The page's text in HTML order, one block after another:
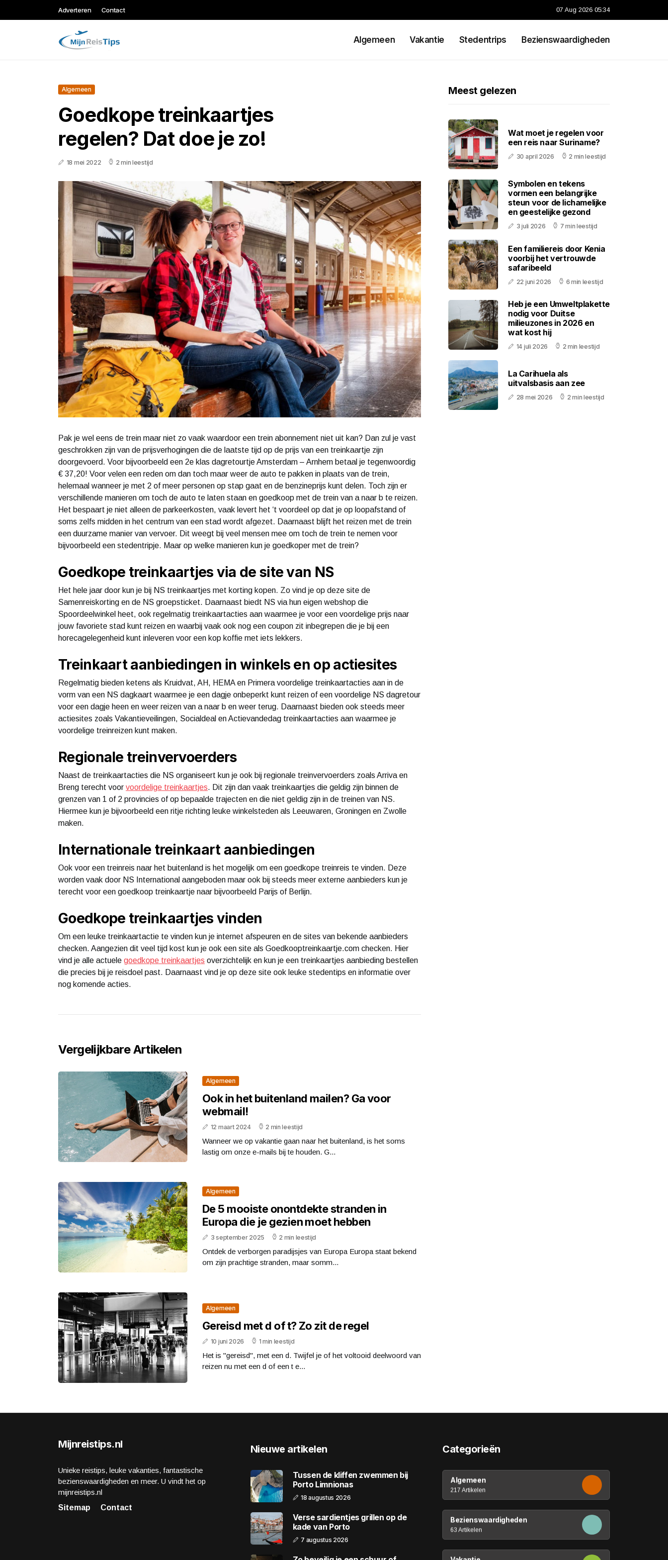
Adverteren Contact 07 Aug 2026 05:34
Algemeen Vakantie Stedentrips Bezienswaardigheden
Algemeen
Goedkope treinkaartjes
regelen? Dat doe je zo!
18 mei 2022 2 min leestijd
Pak je wel eens de trein maar niet zo vaak waardoor een trein abonnement niet uit kan? Dan zul je vast
geschrokken zijn van de prijsverhogingen die de laatste tijd op de prijs van een treinkaartje zijn
doorgevoerd. Voor bijvoorbeeld een 2e klas dagretourtje Amsterdam – Arnhem betaal je tegenwoordig
€ 37,20! Voor velen een reden om dan toch maar weer de auto te pakken in plaats van de trein,
helemaal wanneer je met 2 of meer personen op stap gaat en de benzineprijs kunt delen. Toch zijn er
verschillende manieren om toch de auto te laten staan en goedkoop met de trein van a naar b te reizen.
Het bespaart je niet alleen de parkeerkosten, vaak levert het ‘t voordeel op dat je op loopafstand of
soms zelfs midden in het centrum van een stad wordt afgezet. Daarnaast blijft het reizen met de trein
een duurzame manier van vervoer. Dit weegt bij veel mensen mee om toch de trein te nemen voor
bijvoorbeeld een stedentripje. Maar op welke manieren kun je goedkoper met de trein?
Goedkope treinkaartjes via de site van NS
Het hele jaar door kun je bij NS treinkaartjes met korting kopen. Zo vind je op deze site de
Samenreiskorting en de NS groepsticket. Daarnaast biedt NS via hun eigen webshop die
Spoordeelwinkel heet, ook regelmatig treinkaartacties aan waarmee je voor een voordelige prijs naar
jouw favoriete stad kunt reizen en waarbij vaak ook nog een coupon zit inbegrepen die je bij een
horecagelegenheid kunt inleveren voor een kop koffie met iets lekkers.
Treinkaart aanbiedingen in winkels en op actiesites
Regelmatig bieden ketens als Kruidvat, AH, HEMA en Primera voordelige treinkaartacties aan in de
vorm van een NS dagkaart waarmee je een dagje onbeperkt kunt reizen of een voordelige NS dagretour
voor een dagje heen en weer reizen van a naar b en weer terug. Daarnaast bieden ook steeds meer
actiesites zoals Vakantieveilingen, Socialdeal en Actievandedag treinkaartacties aan waarmee je
voordelige treinreizen kunt maken.
Regionale treinvervoerders
Naast de treinkaartacties die NS organiseert kun je ook bij regionale treinvervoerders zoals Arriva en
Breng terecht voor voordelige treinkaartjes. Dit zijn dan vaak treinkaartjes die geldig zijn binnen de
grenzen van 1 of 2 provincies of op bepaalde trajecten en die niet geldig zijn in de treinen van NS.
Hiermee kun je bijvoorbeeld een ritje richting leuke winkelsteden als Leeuwaren, Groningen en Zwolle
maken.
Internationale treinkaart aanbiedingen
Ook voor een treinreis naar het buitenland is het mogelijk om een goedkope treinreis te vinden. Deze
worden vaak door NS International aangeboden maar ook bij steeds meer externe aanbieders kun je
terecht voor een goedkoop treinkaartje naar bijvoorbeeld Parijs of Berlijn.
Goedkope treinkaartjes vinden
Om een leuke treinkaartactie te vinden kun je internet afspeuren en de sites van bekende aanbieders
checken. Aangezien dit veel tijd kost kun je ook een site als Goedkooptreinkaartje.com checken. Hier
vind je alle actuele goedkope treinkaartjes overzichtelijk en kun je een treinkaartjes aanbieding bestellen
die precies bij je reisdoel past. Daarnaast vind je op deze site ook leuke stedentips en informatie over
nog komende acties.
Vergelijkbare Artikelen
Algemeen
Ook in het buitenland mailen? Ga voor
webmail!
12 maart 2024 2 min leestijd
Wanneer we op vakantie gaan naar het buitenland, is het soms
lastig om onze e-mails bij te houden. G...
Algemeen
De 5 mooiste onontdekte stranden in
Europa die je gezien moet hebben
3 september 2025 2 min leestijd
Ontdek de verborgen paradijsjes van Europa Europa staat bekend
om zijn prachtige stranden, maar somm...
Algemeen
Gereisd met d of t? Zo zit de regel
10 juni 2026 1 min leestijd
Het is "gereisd", met een d. Twijfel je of het voltooid deelwoord van
reizen nu met een d of een t e...
Meest gelezen
Wat moet je regelen voor
een reis naar Suriname?
30 april 2026 2 min leestijd
Symbolen en tekens
vormen een belangrijke
steun voor de lichamelijke
en geestelijke gezond
3 juli 2026 7 min leestijd
Een familiereis door Kenia
voorbij het vertrouwde
safaribeeld
22 juni 2026 6 min leestijd
Heb je een Umweltplakette
nodig voor Duitse
milieuzones in 2026 en
wat kost hij
14 juli 2026 2 min leestijd
La Carihuela als
uitvalsbasis aan zee
28 mei 2026 2 min leestijd
Mijnreistips.nl
Unieke reistips, leuke vakanties, fantastische
bezienswaardigheden en meer. U vindt het op
mijnreistips.nl
Sitemap
Contact
Nieuwe artikelen
Tussen de kliffen zwemmen bij
Porto Limnionas
18 augustus 2026
Verse sardientjes grillen op de
kade van Porto
7 augustus 2026
Categorieën
Algemeen
217 Artikelen
Bezienswaardigheden
63 Artikelen